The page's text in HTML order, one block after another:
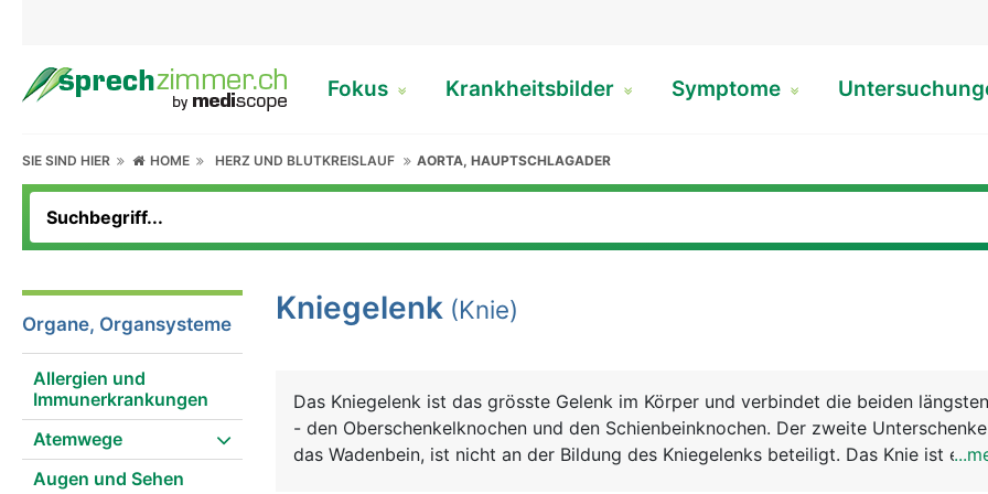
Fokus Krankheitsbilder Symptome
SIE SIND HIER HOME HERZ UND BLUTKREISLAUF AORTA, HAUPTSCHLAGADER
Organe, Organsysteme
Allergien und
Immunerkrankungen
Atemwege
Augen und Sehen
Kniegelenk (Knie)
Das Kniegelenk ist das grösste Gelenk im Körper und verbindet die beiden
- den Oberschenkelknochen und den Schienbeinknochen. Der zweite
das Wadenbein, ist nicht an der Bildung des Kniegelenks beteiligt. Das Knie ist eine